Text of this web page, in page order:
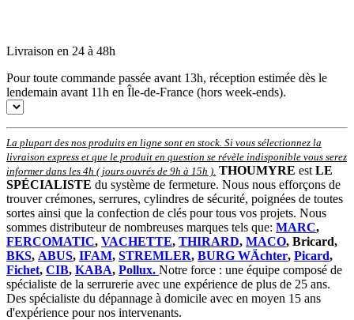
Livraison en 24 à 48h
Pour toute commande passée avant 13h, réception estimée dès le
lendemain avant 11h en Île-de-France (hors week-ends).
La plupart des nos produits en ligne sont en stock. Si vous sélectionnez la
livraison express et que le produit en question se révèle indisponible vous serez
informer dans les 4h ( jours ouvrés de 9h à 15h ) THOUMYRE est LE
SPÉCIALISTE du système de fermeture. Nous nous efforçons de
trouver crémones, serrures, cylindres de sécurité, poignées de toutes
sortes ainsi que la confection de clés pour tous vos projets. Nous
sommes distributeur de nombreuses marques tels que: MARC,
FERCOMATIC, VACHETTE, THIRARD, MACO, Bricard,
BKS, ABUS, IFAM, STREMLER, BURG WÄchter, Picard,
Fichet, CIB, KABA, Pollux. Notre force : une équipe composé de
spécialiste de la serrurerie avec une expérience de plus de 25 ans.
Des spécialiste du dépannage à domicile avec en moyen 15 ans
d'expérience pour nos intervenants.